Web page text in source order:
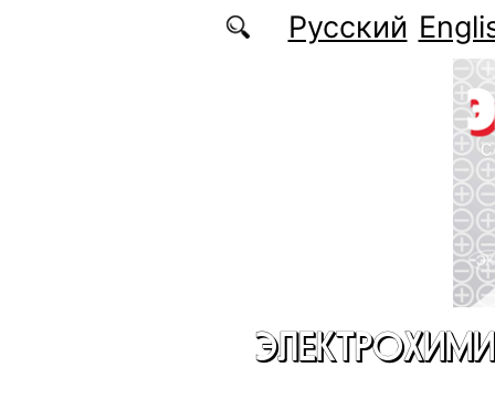
Перейти к основному содержаниюРусский